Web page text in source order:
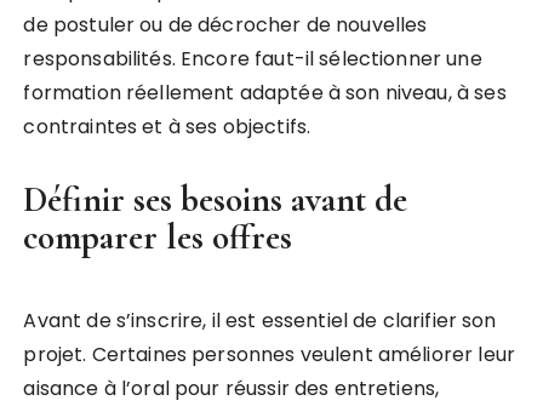
de postuler ou de décrocher de nouvelles
responsabilités. Encore faut-il sélectionner une
formation réellement adaptée à son niveau, à ses
contraintes et à ses objectifs.
Définir ses besoins avant de
comparer les offres
Avant de s’inscrire, il est essentiel de clarifier son
projet. Certaines personnes veulent améliorer leur
aisance à l’oral pour réussir des entretiens,